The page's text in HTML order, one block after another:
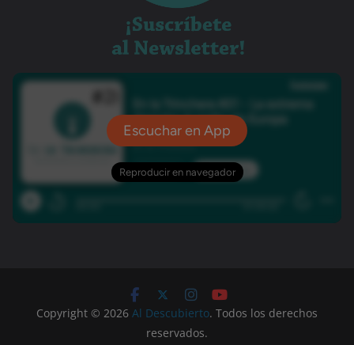
Copyright © 2026 Al Descubierto. Todos los derechos
reservados.